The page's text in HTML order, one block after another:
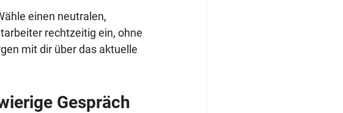
einen neutralen,
rechtzeitig ein, ohne
mit dir über das aktuelle
Gespräch